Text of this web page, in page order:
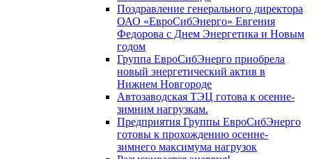
Поздравление генерального директора
ОАО «ЕвроСибЭнерго» Евгения
Федорова с Днем Энергетика и Новым
годом
Группа ЕвроСибЭнерго приобрела
новый энергетический актив в
Нижнем Новгороде
Автозаводская ТЭЦ готова к осенне-
зимним нагрузкам.
Предприятия Группы ЕвроСибЭнерго
готовы к прохождению осенне-
зимнего максимума нагрузок